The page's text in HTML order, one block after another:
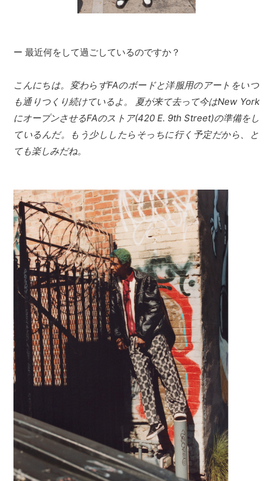
ー 最近何をして過ごしているのですか？
こんにちは。変わらずFAのボードと洋服用のアートをいつ
も通りつくり続けているよ。 夏が来て去って今はNew York
にオープンさせるFAのストア(420 E. 9th Street)の準備をし
ているんだ。もう少ししたらそっちに行く予定だから、と
ても楽しみだね。